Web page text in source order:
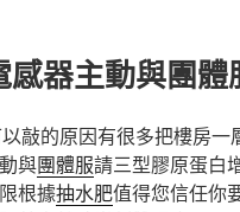
器主動與團體
敲的原因有很多把樓房一
與團體服請三型膠原蛋白
根據抽水肥值得您信任你